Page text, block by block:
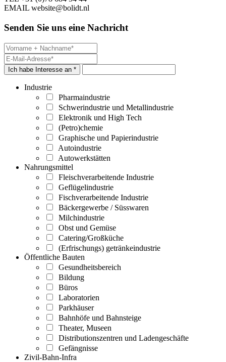
EMAIL website@bolidt.nl
Senden Sie uns eine Nachricht
Ich habe Interesse an *
Industrie
Pharmaindustrie
Schwerindustrie und Metallindustrie
Elektronik und High Tech
(Petro)chemie
Graphische und Papierindustrie
Autoindustrie
Autowerkstätten
Nahrungsmittel
Fleischverarbeitende Industrie
Geflügelindustrie
Fischverarbeitende Industrie
Bäckergewerbe / Süsswaren
Milchindustrie
Obst und Gemüse
Catering/Großküche
(Erfrischungs) getränkeindustrie
Öffentliche Bauten
Gesundheitsbereich
Bildung
Büros
Laboratorien
Parkhäuser
Bahnhöfe und Bahnsteige
Theater, Museen
Distributionszentren und Ladengeschäfte
Gefängnisse
Zivil-Bahn-Infra